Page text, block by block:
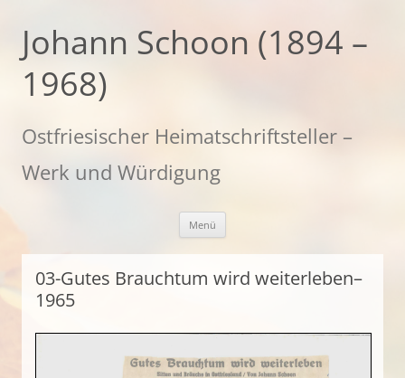
springen
Johann Schoon (1894 –
1968)
Ostfriesischer Heimatschriftsteller –
Werk und Würdigung
Menü
03-Gutes Brauchtum wird weiterleben–
1965